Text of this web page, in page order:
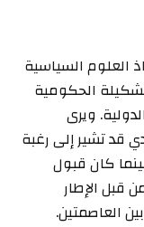
العلوم السياسية
الحكومية
ويرى
قد تشير إلى رغبة
كان قبول
قبل الإطار
العاصمتين.